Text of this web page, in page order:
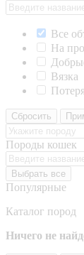
Все
На
Вязка
Сбросить
Породы кошек
Выбрать все
Популярные
Каталог пород
Ничего не